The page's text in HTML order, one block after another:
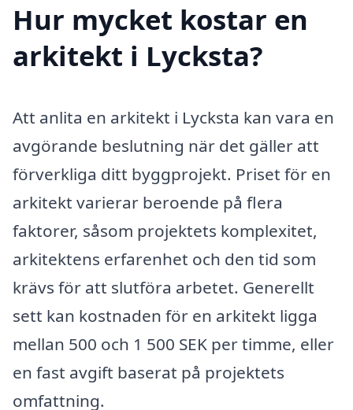
Hur mycket kostar en
arkitekt i Lycksta?
Att anlita en arkitekt i Lycksta kan vara en
avgörande beslutning när det gäller att
förverkliga ditt byggprojekt. Priset för en
arkitekt varierar beroende på flera
faktorer, såsom projektets komplexitet,
arkitektens erfarenhet och den tid som
krävs för att slutföra arbetet. Generellt
sett kan kostnaden för en arkitekt ligga
mellan 500 och 1 500 SEK per timme, eller
en fast avgift baserat på projektets
omfattning.